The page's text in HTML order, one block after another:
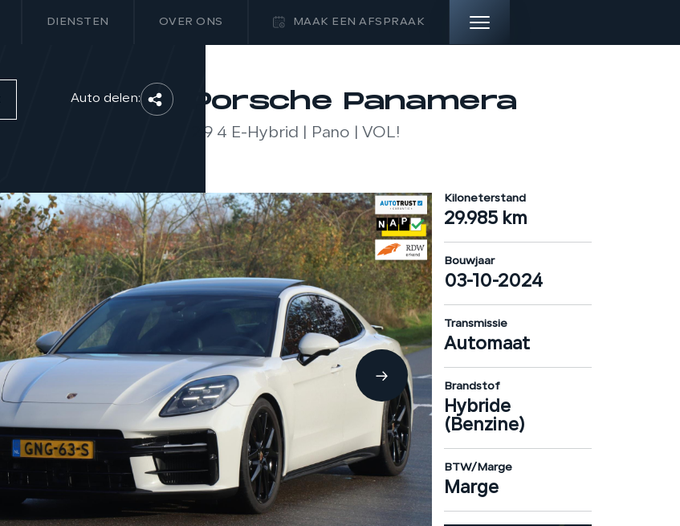
DIENSTEN OVER ONS MAAK EEN AFSPRAAK
AANBOD
VERKOCHT
OVER ONS
CONTACT
Auto delen: Porsche Panamera
2.9 4 E-Hybrid | Pano | VOL!
Kiloneterstand
29.985 km
Bouwjaar
03-10-2024
Transmissie
Automaat
Brandstof
Hybride
(Benzine)
BTW/Marge
Marge